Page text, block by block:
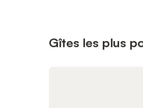
Gîtes les plus